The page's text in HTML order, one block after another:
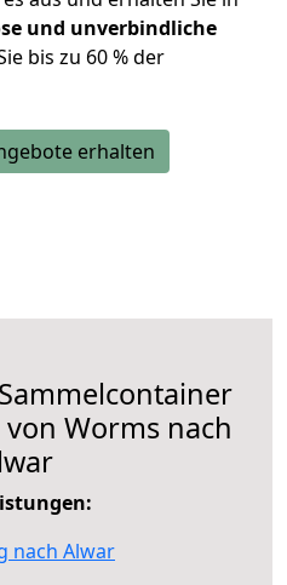
und unverbindliche
bis zu 60 % der
erhalten
Worms nach
nach Alwar